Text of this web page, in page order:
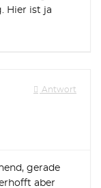
Hier ist ja
Antwort
gerade
aber